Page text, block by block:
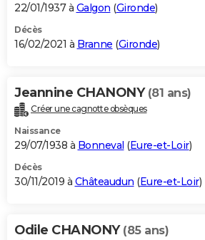
22/01/1937 à Galgon (Gironde)
Décès
16/02/2021 à Branne (Gironde)
Jeannine CHANONY (81 ans)
Créer une cagnotte obsèques
Naissance
29/07/1938 à Bonneval (Eure-et-Loir)
Décès
30/11/2019 à Châteaudun (Eure-et-Loir)
Odile CHANONY (85 ans)